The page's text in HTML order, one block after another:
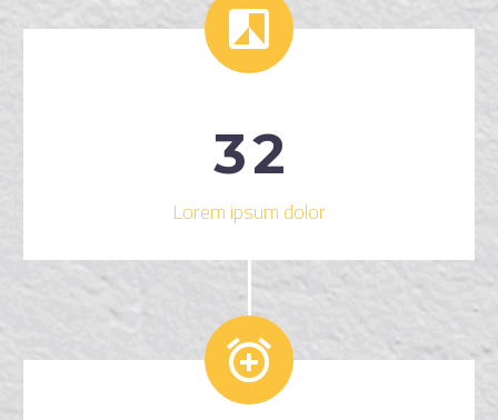


32
Lorem ipsum dolor

